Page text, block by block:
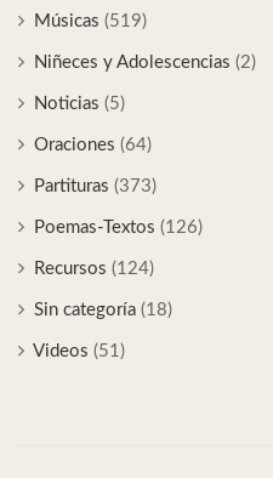
Músicas (519)
Niñeces y Adolescencias (2)
Noticias (5)
Oraciones (64)
Partituras (373)
Poemas-Textos (126)
Recursos (124)
Sin categoría (18)
Videos (51)